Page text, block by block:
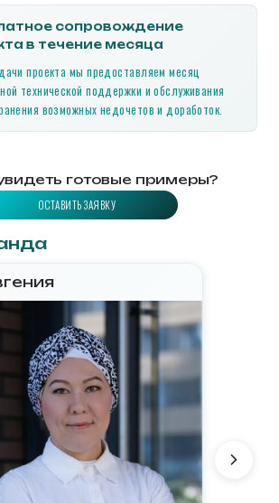
готовые примеры?
ОСТАВИТЬ ЗАЯВКУ
сопровождение
в течение месяца
проекта мы предоставляем месяц
технической поддержки и обслуживания
возможных недочетов и доработок.